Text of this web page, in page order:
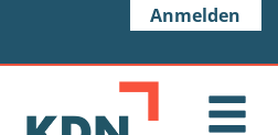
Anmelden